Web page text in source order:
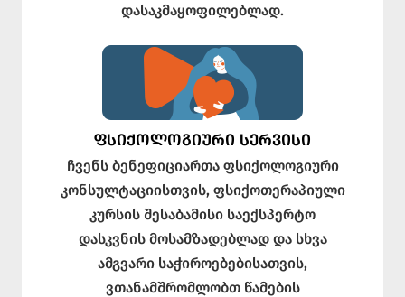
დასაკმაყოფილებლად.
ᲤᲡᲘᲥᲝᲚᲝᲒᲘᲣᲠᲘ ᲡᲔᲠᲕᲘᲡᲘ
ჩვენს ბენეფიციართა ფსიქოლოგიური
კონსულტაციისთვის, ფსიქოთერაპიული
კურსის შესაბამისი საექსპერტო
დასკვნის მოსამზადებლად და სხვა
ამგვარი საჭიროებებისათვის,
ვთანამშრომლობთ წამების